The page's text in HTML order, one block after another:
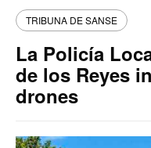
TRIBUNA DE SANSE
La Policía
de los Reyes
drones